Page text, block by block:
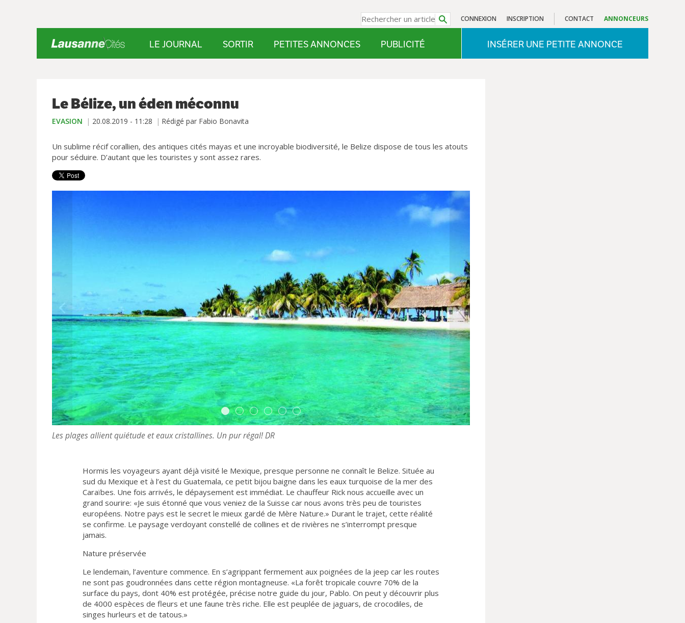
CONTACT ANNONCEURS
CONNEXION INSCRIPTION
LE JOURNAL SORTIR PETITES ANNONCES PUBLICITÉ INSÉRER UNE PETITE ANNONCE
Le Bélize, un éden méconnu
EVASION 20.08.2019 - 11:28 Rédigé par Fabio Bonavita
Un sublime récif corallien, des antiques cités mayas et une incroyable biodiversité, le Belize dispose de tous les atouts
pour séduire. D’autant que les touristes y sont assez rares.
Les plages allient quiétude et eaux cristallines. Un pur régal! DR
Hormis les voyageurs ayant déjà visité le Mexique, presque personne ne connaît le Belize. Située au
sud du Mexique et à l’est du Guatemala, ce petit bijou baigne dans les eaux turquoise de la mer des
Caraïbes. Une fois arrivés, le dépaysement est immédiat. Le chauffeur Rick nous accueille avec un
grand sourire: «Je suis étonné que vous veniez de la Suisse car nous avons très peu de touristes
européens. Notre pays est le secret le mieux gardé de Mère Nature.» Durant le trajet, cette réalité
se confirme. Le paysage verdoyant constellé de collines et de rivières ne s’interrompt presque
jamais.
Nature préservée
Le lendemain, l’aventure commence. En s’agrippant fermement aux poignées de la jeep car les routes
ne sont pas goudronnées dans cette région montagneuse. «La forêt tropicale couvre 70% de la
surface du pays, dont 40% est protégée, précise notre guide du jour, Pablo. On peut y découvrir plus
de 4000 espèces de fleurs et une faune très riche. Elle est peuplée de jaguars, de crocodiles, de
singes hurleurs et de tatous.»